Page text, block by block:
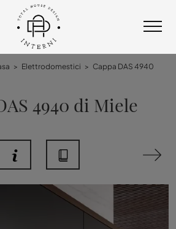
> Elettrodomestici > Cappa DAS 4940
4940 di Miele